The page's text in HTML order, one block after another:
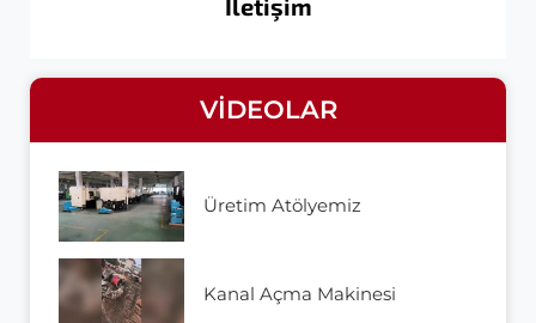
VIDEOLAR
Üretim Atölyemiz
Kanal Açma Makinesi